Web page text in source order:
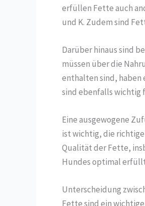
erfüllen Fette auch
und K. Zudem sind
Darüber hinaus sind
müssen über die
enthalten sind, haben
sind ebenfalls wichtig
Eine ausgewogene
ist wichtig, die
Qualität der Fette,
Hundes optimal
Unterscheidung
Fette sind ein